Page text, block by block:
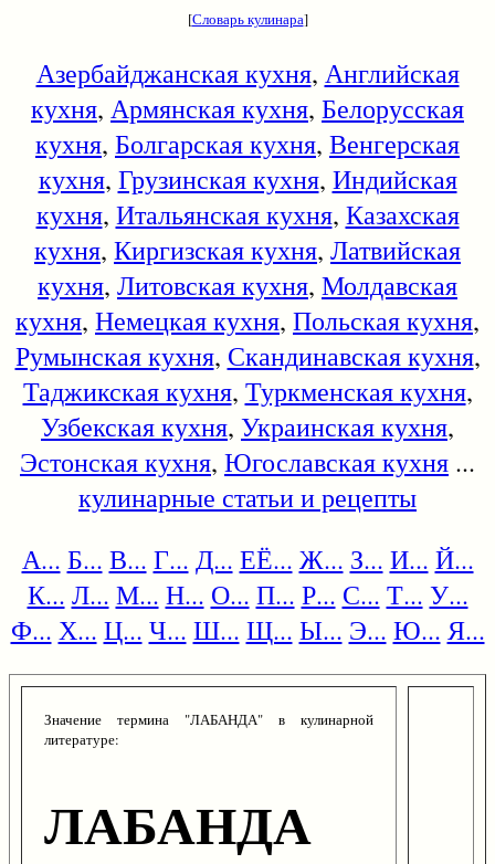
[Словарь кулинара]
Азербайджанская кухня, Английская
кухня, Армянская кухня, Белорусская
кухня, Болгарская кухня, Венгерская
кухня, Грузинская кухня, Индийская
кухня, Итальянская кухня, Казахская
кухня, Киргизская кухня, Латвийская
кухня, Литовская кухня, Молдавская
кухня, Немецкая кухня, Польская кухня,
Румынская кухня, Скандинавская кухня,
Таджикская кухня, Туркменская кухня,
Узбекская кухня, Украинская кухня,
Эстонская кухня, Югославская кухня ...
кулинарные статьи и рецепты
А... Б... В... Г... Д... ЕЁ... Ж... З... И... Й...
К... Л... М... Н... О... П... Р... С... Т... У...
Ф... Х... Ц... Ч... Ш... Щ... Ы... Э... Ю... Я...
Значение термина "ЛАБАНДА" в кулинарной
литературе:
ЛАБАНДА